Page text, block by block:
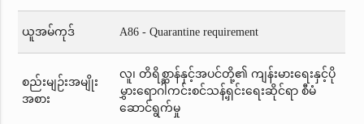
ယူအမ်ကုဒ် A86 - Quarantine requirement
စည်းမျဉ်းအမျိုး
အစား
လူ၊ တိရိစ္ဆာန်နှင့်အပင်တို့၏ ကျန်းမားရေးနှင့်ပို
မွှားရောဂါကင်းစင်သန့်ရှင်းရေးဆိုင်ရာ စီမံ
ဆောင်ရွက်မှု